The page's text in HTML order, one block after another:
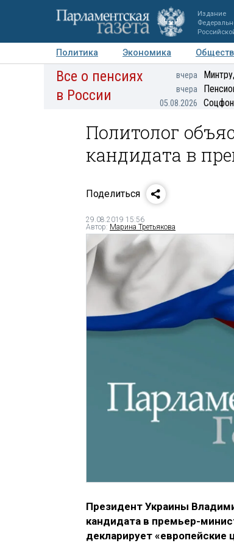
Издание
Политика Экономика
Авторы Персоны Мнения
Все о пенсиях
в России
вчера
вчера
05.08.2026
Политолог
кандидата в
Поделиться
29.08.2019 15:56
Автор: Марина Третьякова
Президент Украины
кандидата в премьер-
декларирует «европейские